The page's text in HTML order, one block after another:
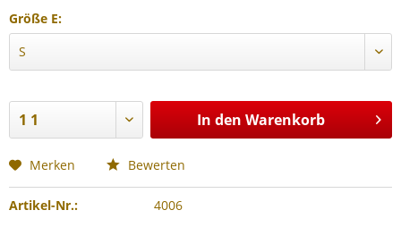
Größe E:
In den Warenkorb
Merken Bewerten
Artikel-Nr.: 4006